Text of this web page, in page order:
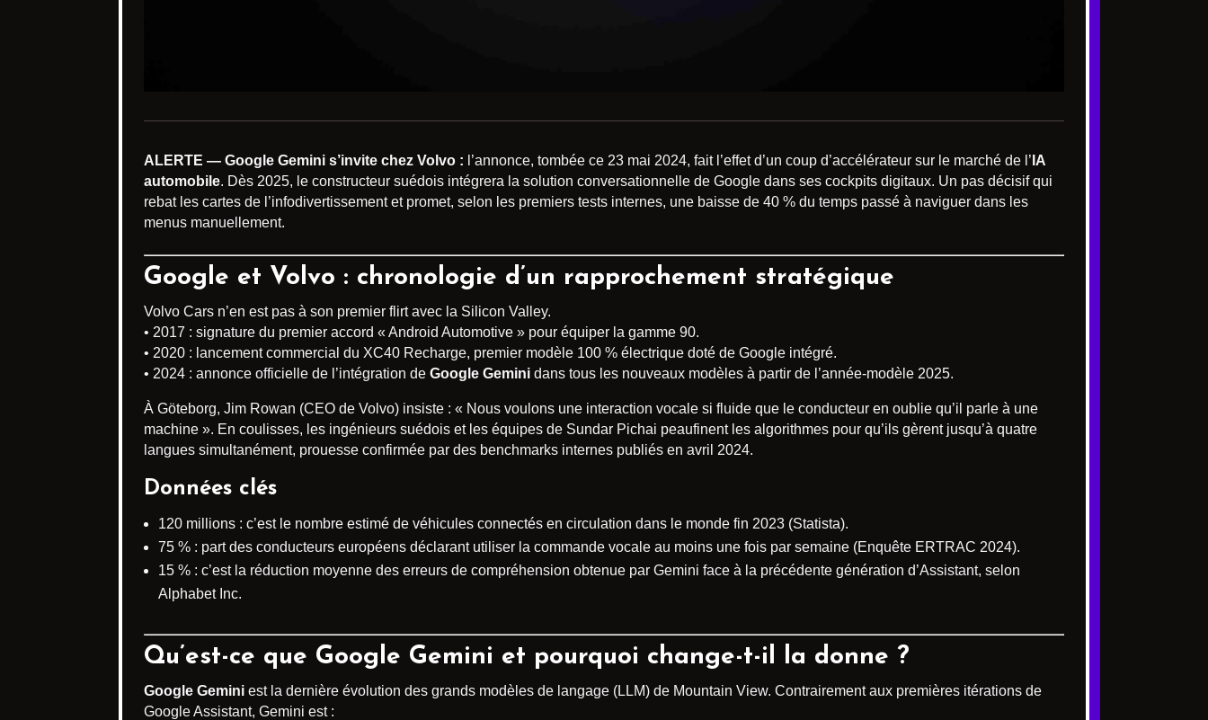
ALERTE — Google Gemini s’invite chez Volvo : l’annonce, tombée ce 23 mai 2024, fait l’effet d’un coup d’accélérateur sur le marché de l’ IA
automobile. Dès 2025, le constructeur suédois intégrera la solution conversationnelle de Google dans ses cockpits digitaux. Un pas décisif qui
rebat les cartes de l’infodivertissement et promet, selon les premiers tests internes, une baisse de 40 % du temps passé à naviguer dans les
menus manuellement.
Google et Volvo : chronologie d’un rapprochement stratégique
Volvo Cars n’en est pas à son premier flirt avec la Silicon Valley.
• 2017 : signature du premier accord « Android Automotive » pour équiper la gamme 90.
• 2020 : lancement commercial du XC40 Recharge, premier modèle 100 % électrique doté de Google intégré.
• 2024 : annonce officielle de l’intégration de Google Gemini dans tous les nouveaux modèles à partir de l’année-modèle 2025.
À Göteborg, Jim Rowan (CEO de Volvo) insiste : « Nous voulons une interaction vocale si fluide que le conducteur en oublie qu’il parle à une
machine ». En coulisses, les ingénieurs suédois et les équipes de Sundar Pichai peaufinent les algorithmes pour qu’ils gèrent jusqu’à quatre
langues simultanément, prouesse confirmée par des benchmarks internes publiés en avril 2024.
Données clés
120 millions : c’est le nombre estimé de véhicules connectés en circulation dans le monde fin 2023 (Statista).
75 % : part des conducteurs européens déclarant utiliser la commande vocale au moins une fois par semaine (Enquête ERTRAC 2024).
15 % : c’est la réduction moyenne des erreurs de compréhension obtenue par Gemini face à la précédente génération d’Assistant, selon
Alphabet Inc.
Qu’est-ce que Google Gemini et pourquoi change-t-il la donne ?
Google Gemini est la dernière évolution des grands modèles de langage (LLM) de Mountain View. Contrairement aux premières itérations de
Google Assistant, Gemini est :